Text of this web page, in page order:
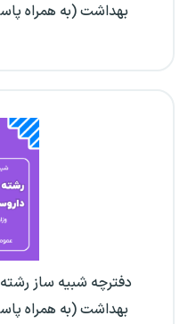
بهداشت (به همراه
دفترچه شبیه ساز رشته
بهداشت (به همراه